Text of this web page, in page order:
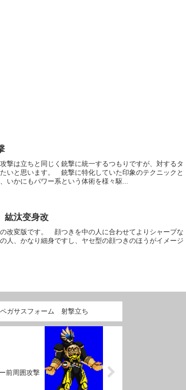
撃は立ちと同じく銃撃に統一するつもりですが、対するタ
いと思います。 銃撃に特化していた印象のテクニックと
いかにもパワー系という体術を様々駆...
紘汰变身改
改変版です。 顔つきを中の人に合わせてよりシャープな
人、かなり細身ですし、ヤセ型の顔つきのほうがイメージ
ガサスフォーム 射撃立ち
前周囲攻撃